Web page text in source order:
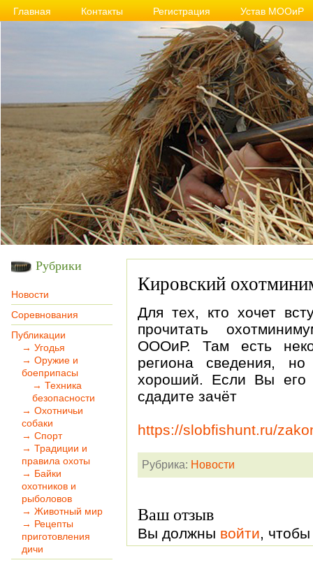
Главная Контакты Регистрация Устав МООиР
Рубрики
Новости
Соревнования
Публикации
→ Угодья
→ Оружие и
боеприпасы
→ Техника
безопасности
→ Охотничьи
собаки
→ Спорт
→ Традиции и
правила охоты
→ Байки
охотников и
рыболовов
→ Животный мир
→ Рецепты
приготовления
дичи
Кировский
Для тех, кто хочет
прочитать
ОООиР. Там есть
региона сведения,
хороший. Если Вы его
сдадите зачёт
https://slobfishunt.ru/
Рубрика: Новости
Ваш отзыв
Вы должны войти,